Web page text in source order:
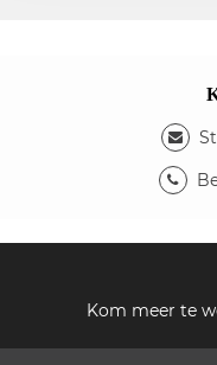
Kom meer te